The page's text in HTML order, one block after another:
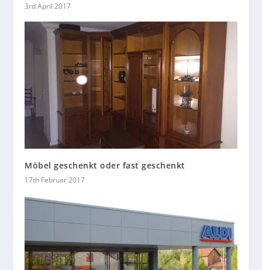
3rd April 2017
Möbel geschenkt oder fast geschenkt
17th Februar 2017